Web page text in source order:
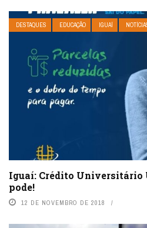
DESTAQUES EDUCAÇÃO IGUAÍ
Iguaí: Crédito Universitário
pode!
12 DE NOVEMBRO DE 2018